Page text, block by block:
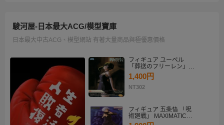
駿河屋-日本最大ACG/模型寶庫
日本最大中古ACG、模型網站 有著大量商品與極優惠價格
フィギュア ユーベル
「葬送のフリーレン」
Desktop×Decorate
Collection“ユーベル”
1,400円
NT302
フィギュア 五条悟 「呪
術廻戦」 MAXIMATIC
SATORU GOJO